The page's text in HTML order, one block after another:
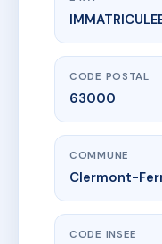
14
14 r boirot 63000
CODE POSTAL
63000
COMMUNE
Clermont-
CODE INSEE